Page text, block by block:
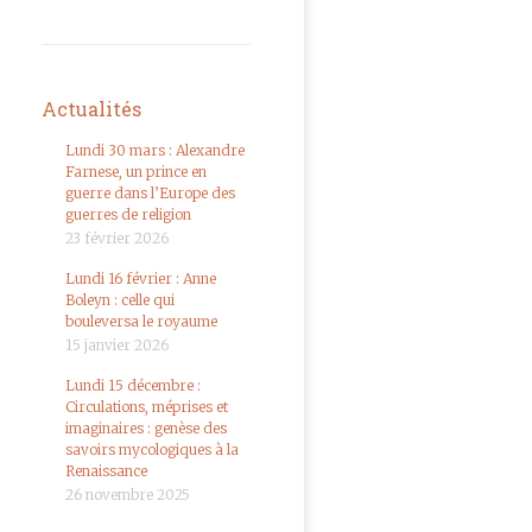
Actualités
Lundi 30 mars : Alexandre
Farnese, un prince en
guerre dans l’Europe des
guerres de religion
23 février 2026
Lundi 16 février : Anne
Boleyn : celle qui
bouleversa le royaume
15 janvier 2026
Lundi 15 décembre :
Circulations, méprises et
imaginaires : genèse des
savoirs mycologiques à la
Renaissance
26 novembre 2025